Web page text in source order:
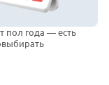
пол года — есть